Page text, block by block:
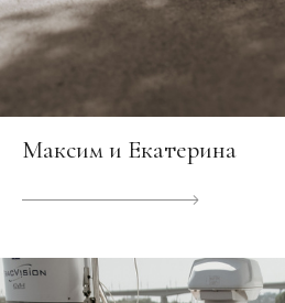
Максим и Екатерина